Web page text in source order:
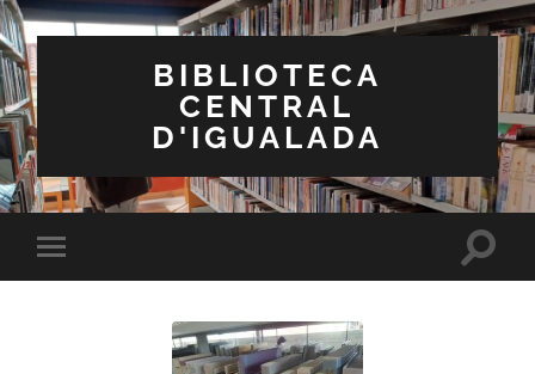
BIBLIOTECA
CENTRAL
D'IGUALADA
Toggle
mobile
Toggle